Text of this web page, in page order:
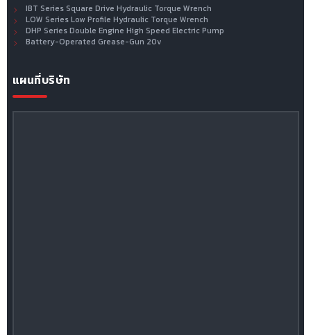
IBT Series Square Drive Hydraulic Torque Wrench
LOW Series Low Profile Hydraulic Torque Wrench
DHP Series Double Engine High Speed Electric Pump
Battery-Operated Grease-Gun 20v
แผนที่บริษัท